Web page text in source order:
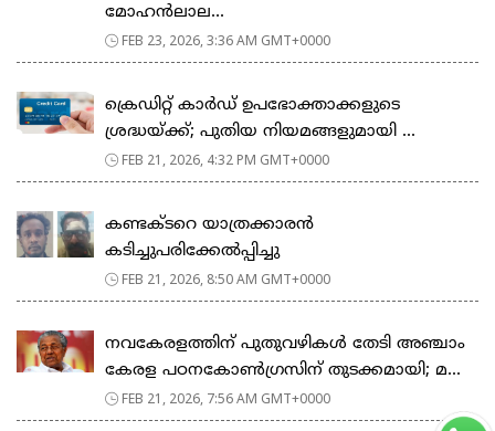
മോഹൻലാല...
FEB 23, 2026, 3:36 AM GMT+0000
ക്രെഡിറ്റ് കാർഡ് ഉപഭോക്താക്കളുടെ
ശ്രദ്ധയ്ക്ക്; പുതിയ നിയമങ്ങളുമായി ...
FEB 21, 2026, 4:32 PM GMT+0000
കണ്ടക്ടറെ യാത്രക്കാരൻ
കടിച്ചുപരിക്കേൽപ്പിച്ചു
FEB 21, 2026, 8:50 AM GMT+0000
നവകേരളത്തിന് പുതുവഴികൾ തേടി അഞ്ചാം
കേരള പഠനകോൺഗ്രസിന് തുടക്കമായി; മ...
FEB 21, 2026, 7:56 AM GMT+0000